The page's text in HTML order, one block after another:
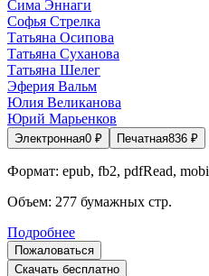
Сима Эннаги
Софья Стрелка
Татьяна Осипова
Татьяна Суханова
Татьяна Шелег
Эферия Вальм
Юлия Великанова
Юрий Марьенков
Электронная0 ₽ Печатная836 ₽
Формат: epub, fb2, pdfRead, mobi
Объем: 277 бумажных стр.
Подробнее
Пожаловаться
Скачать бесплатно